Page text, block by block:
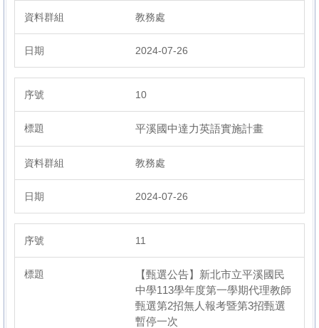
教務處
2024-07-26
10
平溪國中達力英語實施計畫
教務處
2024-07-26
11
【甄選公告】新北市立平溪國民
中學113學年度第一學期代理教師
甄選第2招無人報考暨第3招甄選
暫停一次